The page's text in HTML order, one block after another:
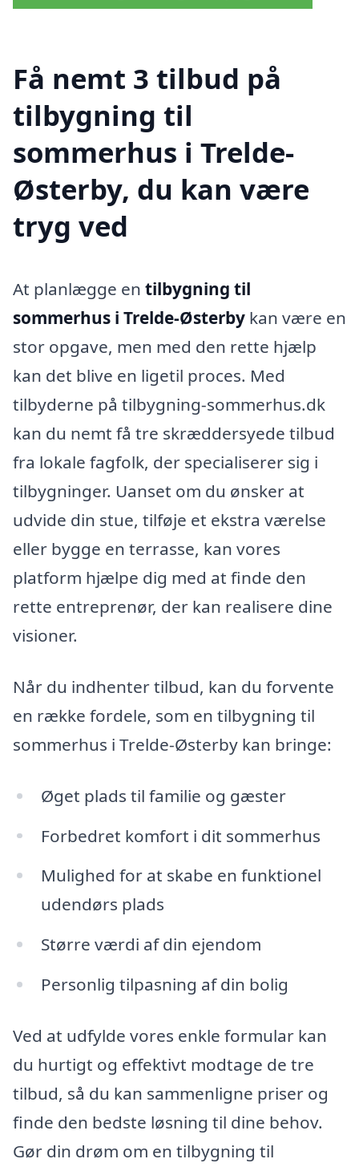
Få nemt 3 tilbud på
tilbygning til
sommerhus i Trelde-
Østerby, du kan være
tryg ved
At planlægge en tilbygning til
sommerhus i Trelde-Østerby kan være en
stor opgave, men med den rette hjælp
kan det blive en ligetil proces. Med
tilbyderne på tilbygning-sommerhus.dk
kan du nemt få tre skræddersyede tilbud
fra lokale fagfolk, der specialiserer sig i
tilbygninger. Uanset om du ønsker at
udvide din stue, tilføje et ekstra værelse
eller bygge en terrasse, kan vores
platform hjælpe dig med at finde den
rette entreprenør, der kan realisere dine
visioner.
Når du indhenter tilbud, kan du forvente
en række fordele, som en tilbygning til
sommerhus i Trelde-Østerby kan bringe:
Øget plads til familie og gæster
Forbedret komfort i dit sommerhus
Mulighed for at skabe en funktionel
udendørs plads
Større værdi af din ejendom
Personlig tilpasning af din bolig
Ved at udfylde vores enkle formular kan
du hurtigt og effektivt modtage de tre
tilbud, så du kan sammenligne priser og
finde den bedste løsning til dine behov.
Gør din drøm om en tilbygning til